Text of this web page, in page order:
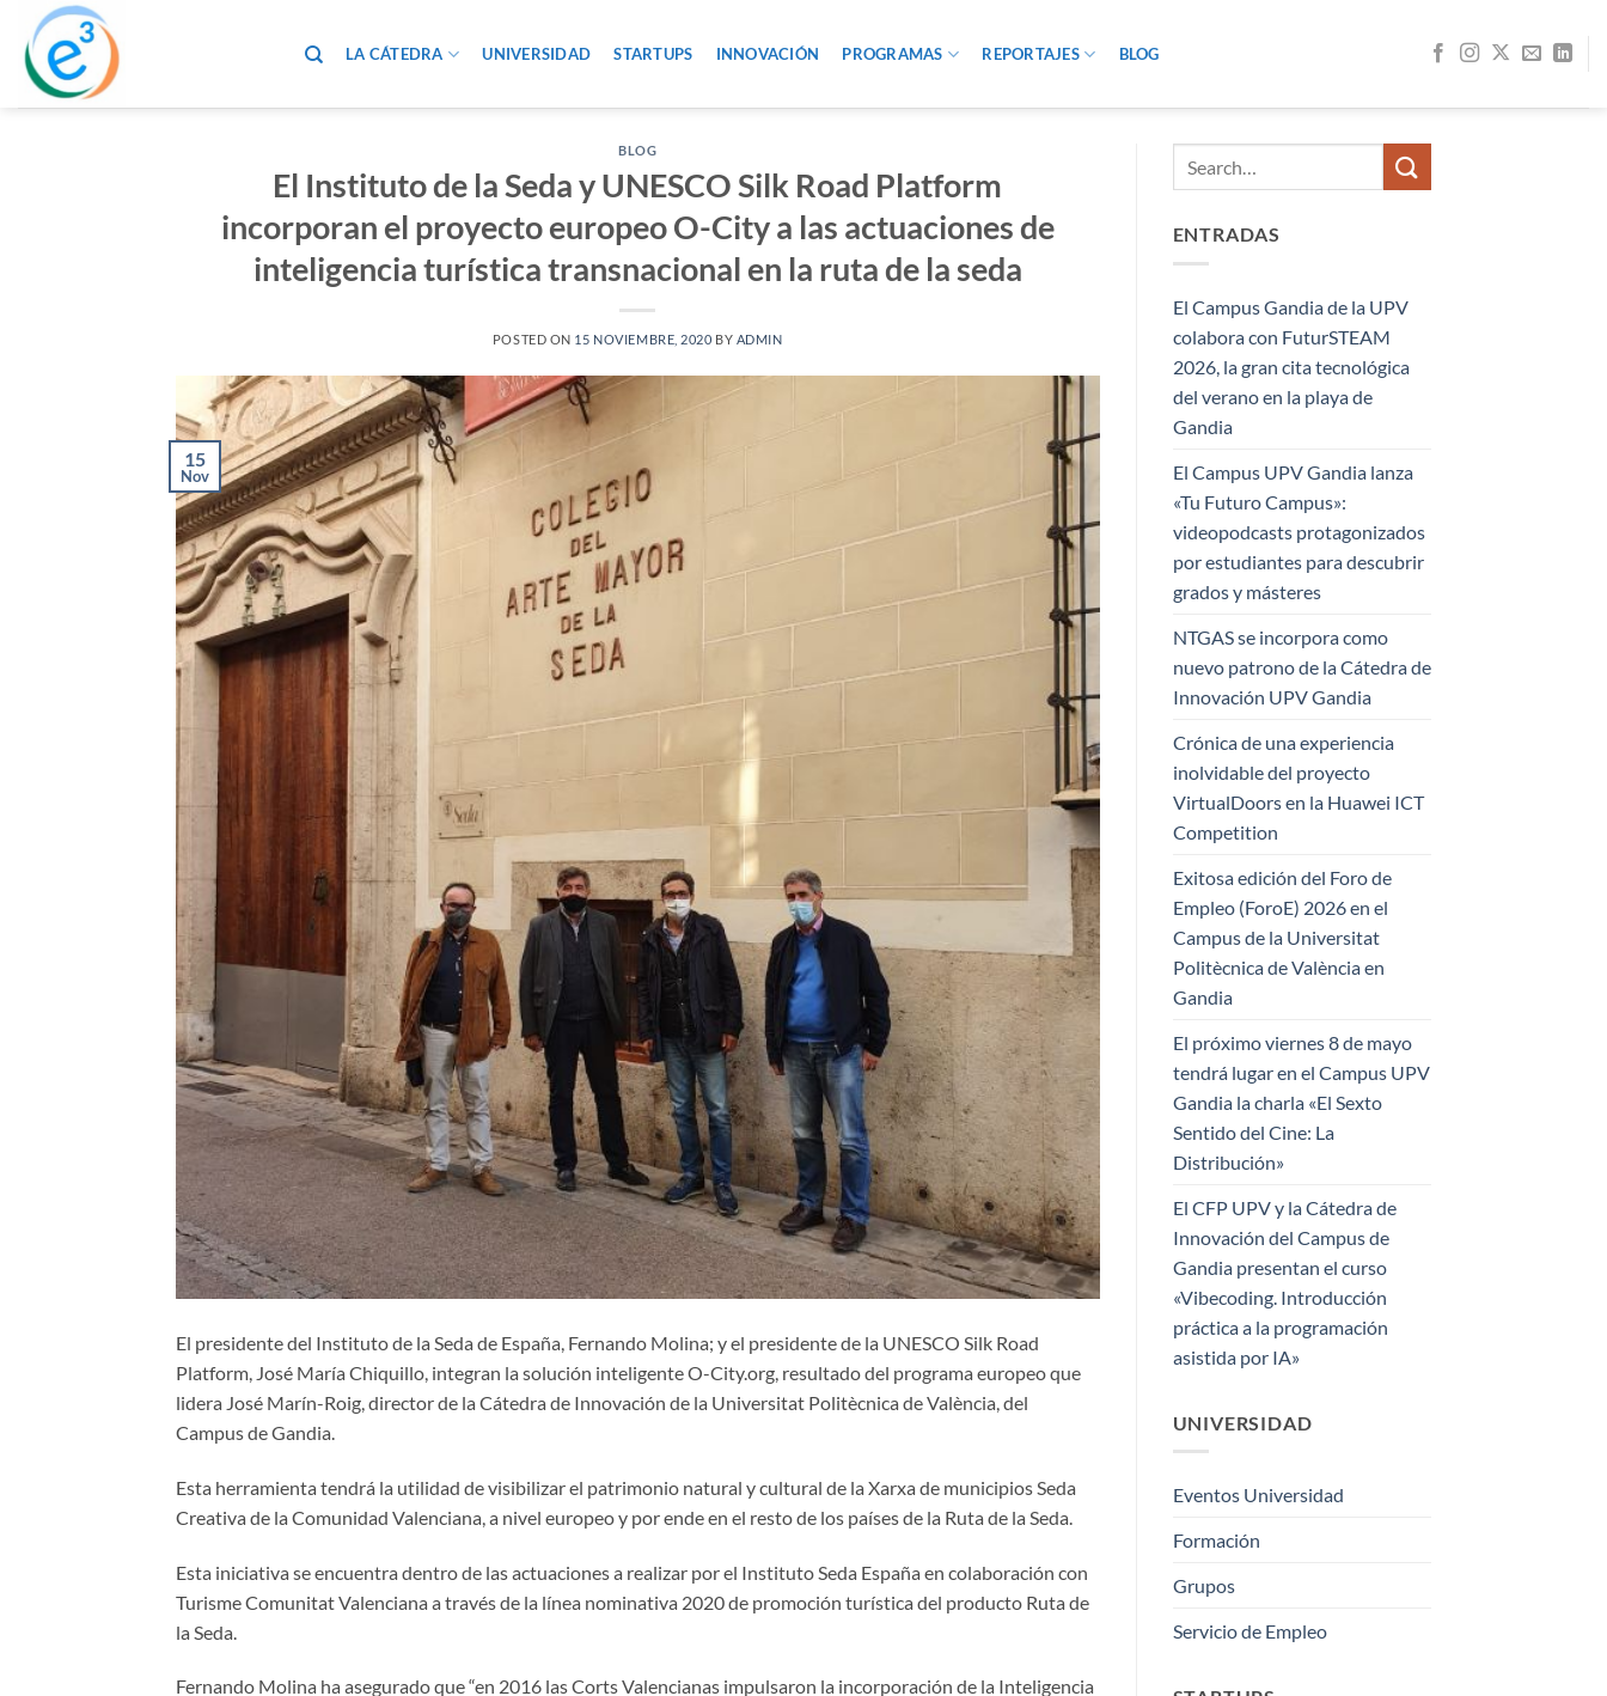
Saltar
contenido
LA CÁTEDRA UNIVERSIDAD STARTUPS INNOVACIÓN PROGRAMAS REPORTAJES BLOG
BLOG
El Instituto de la Seda y UNESCO Silk Road Platform
incorporan el proyecto europeo O-City a las actuaciones de
inteligencia turística transnacional en la ruta de la seda
POSTED ON 15 NOVIEMBRE, 2020 BY ADMIN
15
Nov
El presidente del Instituto de la Seda de España, Fernando Molina; y el presidente de la UNESCO Silk Road
Platform, José María Chiquillo, integran la solución inteligente O-City.org, resultado del programa europeo que
lidera José Marín-Roig, director de la Cátedra de Innovación de la Universitat Politècnica de València, del
Campus de Gandia.
Esta herramienta tendrá la utilidad de visibilizar el patrimonio natural y cultural de la Xarxa de municipios Seda
Creativa de la Comunidad Valenciana, a nivel europeo y por ende en el resto de los países de la Ruta de la Seda.
Esta iniciativa se encuentra dentro de las actuaciones a realizar por el Instituto Seda España en colaboración con
Turisme Comunitat Valenciana a través de la línea nominativa 2020 de promoción turística del producto Ruta de
la Seda.
Fernando Molina ha asegurado que “en 2016 las Corts Valencianas impulsaron la incorporación de la Inteligencia
ENTRADAS
El Campus Gandia de la UPV
colabora con FuturSTEAM
2026, la gran cita tecnológica
del verano en la playa de
Gandia
El Campus UPV Gandia lanza
«Tu Futuro Campus»:
videopodcasts protagonizados
por estudiantes para descubrir
grados y másteres
NTGAS se incorpora como
nuevo patrono de la Cátedra de
Innovación UPV Gandia
Crónica de una experiencia
inolvidable del proyecto
VirtualDoors en la Huawei ICT
Competition
Exitosa edición del Foro de
Empleo (ForoE) 2026 en el
Campus de la Universitat
Politècnica de València en
Gandia
El próximo viernes 8 de mayo
tendrá lugar en el Campus UPV
Gandia la charla «El Sexto
Sentido del Cine: La
Distribución»
El CFP UPV y la Cátedra de
Innovación del Campus de
Gandia presentan el curso
«Vibecoding. Introducción
práctica a la programación
asistida por IA»
UNIVERSIDAD
Eventos Universidad
Formación
Grupos
Servicio de Empleo